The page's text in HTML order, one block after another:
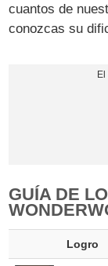
cuantos de
conozcas su
GUÍA DE
Logro